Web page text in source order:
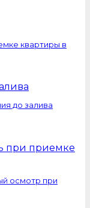
квартиры в
до залива
осмотр при